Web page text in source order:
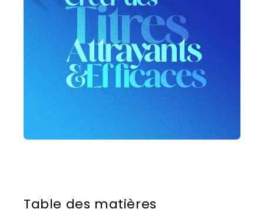
Table des matières